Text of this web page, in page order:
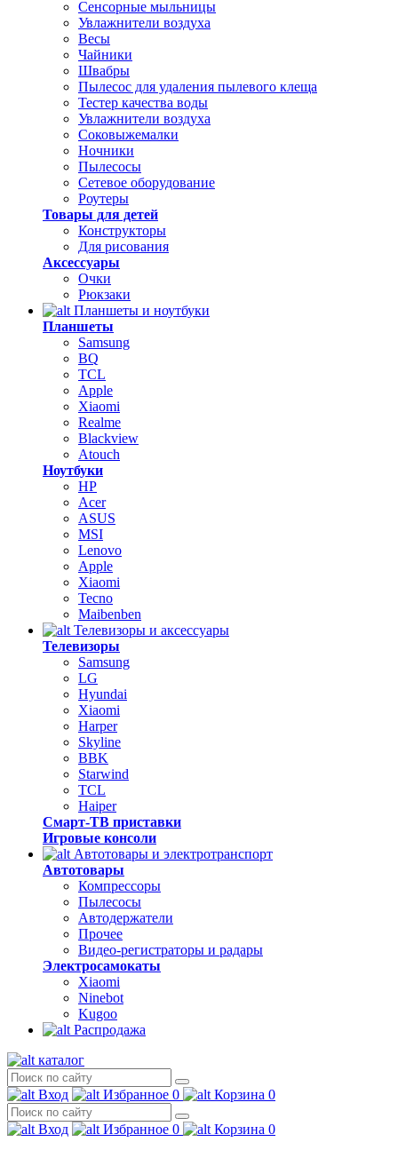
Сенсорные мыльницы
Увлажнители воздуха
Весы
Чайники
Швабры
Пылесос для удаления пылевого клеща
Тестер качества воды
Увлажнители воздуха
Соковыжемалки
Ночники
Пылесосы
Сетевое оборудование
Роутеры
Товары для детей
Конструкторы
Для рисования
Аксессуары
Очки
Рюкзаки
Планшеты и ноутбуки
Планшеты
Samsung
BQ
TCL
Apple
Xiaomi
Realme
Blackview
Atouch
Ноутбуки
HP
Acer
ASUS
MSI
Lenovo
Apple
Xiaomi
Tecno
Maibenben
Телевизоры и аксессуары
Телевизоры
Samsung
LG
Hyundai
Xiaomi
Harper
Skyline
BBK
Starwind
TCL
Haiper
Смарт-ТВ приставки
Игровые консоли
Автотовары и электротранспорт
Автотовары
Компрессоры
Пылесосы
Автодержатели
Прочее
Видео-регистраторы и радары
Электросамокаты
Xiaomi
Ninebot
Kugoo
Распродажа
каталог
Вход Избранное 0 Корзина 0
Вход Избранное 0 Корзина 0